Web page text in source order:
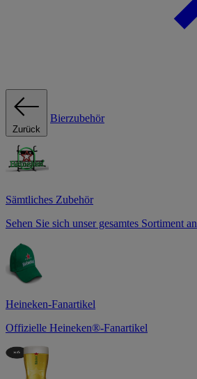
Zurück
Bierzubehör
Sämtliches Zubehör
Sehen Sie sich unser gesamtes Sortiment an
Heineken-Fanartikel
Offizielle Heineken®-Fanartikel